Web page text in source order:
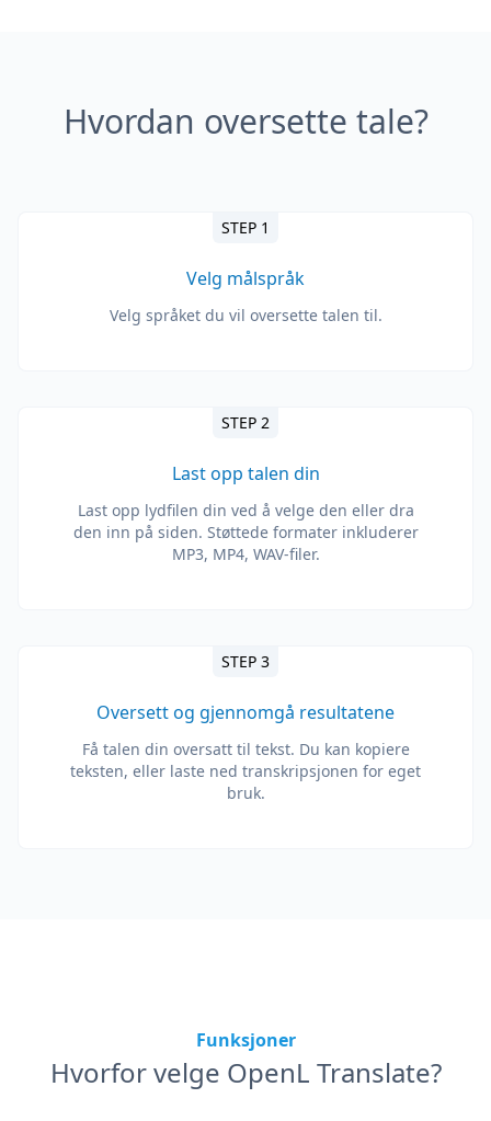
Hvordan oversette tale?
STEP 1
Velg målspråk
Velg språket du vil oversette talen til.
STEP 2
Last opp talen din
Last opp lydfilen din ved å velge den eller dra
den inn på siden. Støttede formater inkluderer
MP3, MP4, WAV-filer.
STEP 3
Oversett og gjennomgå resultatene
Få talen din oversatt til tekst. Du kan kopiere
teksten, eller laste ned transkripsjonen for eget
bruk.
Funksjoner
Hvorfor velge OpenL Translate?